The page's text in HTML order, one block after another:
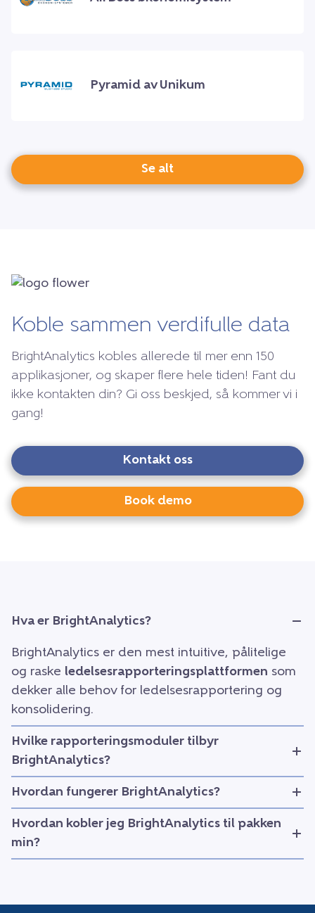
Pyramid av Unikum
Se alt
Koble sammen verdifulle data
BrightAnalytics kobles allerede til mer enn 150
applikasjoner, og skaper flere hele tiden! Fant du
ikke kontakten din? Gi oss beskjed, så kommer vi i
gang!
Kontakt oss
Book demo
Hva er BrightAnalytics?
BrightAnalytics er den mest intuitive, pålitelige
og raske ledelsesrapporteringsplattformen som
dekker alle behov for ledelsesrapportering og
konsolidering.
Hvilke rapporteringsmoduler tilbyr
BrightAnalytics?
Hvordan fungerer BrightAnalytics?
Hvordan kobler jeg BrightAnalytics til pakken
min?